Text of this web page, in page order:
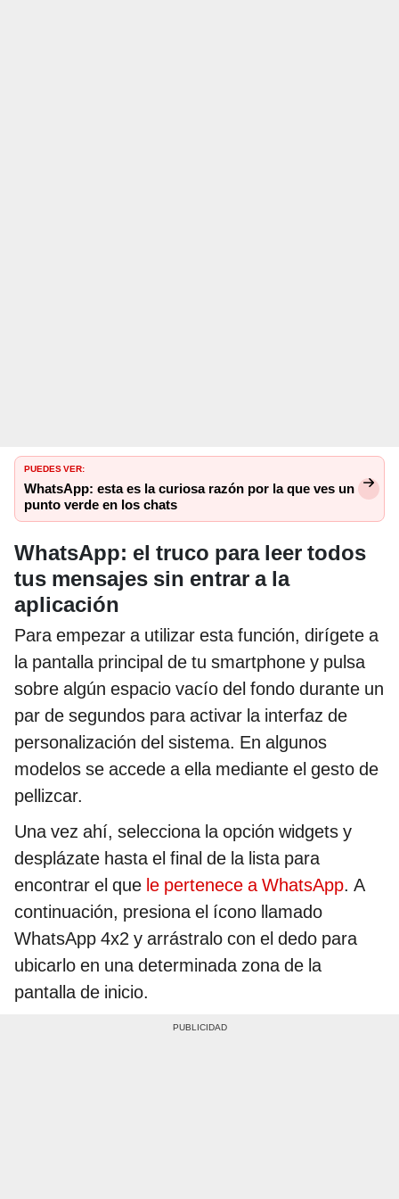
PUEDES VER:
WhatsApp: esta es la curiosa razón por la que ves un
punto verde en los chats
WhatsApp: el truco para leer todos
tus mensajes sin entrar a la
aplicación
Para empezar a utilizar esta función, dirígete a
la pantalla principal de tu smartphone y pulsa
sobre algún espacio vacío del fondo durante un
par de segundos para activar la interfaz de
personalización del sistema. En algunos
modelos se accede a ella mediante el gesto de
pellizcar.
Una vez ahí, selecciona la opción widgets y
desplázate hasta el final de la lista para
encontrar el que le pertenece a WhatsApp. A
continuación, presiona el ícono llamado
WhatsApp 4x2 y arrástralo con el dedo para
ubicarlo en una determinada zona de la
pantalla de inicio.